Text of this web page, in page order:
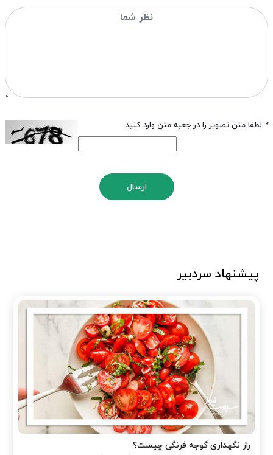
* لطفا متن تصویر را در جعبه متن وارد کنید
ارسال
پیشنهاد سردبیر
راز نگهداری گوجه فرنگی چیست؟